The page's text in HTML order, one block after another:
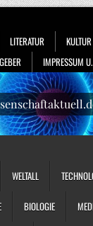
LITERATUR KULTUR
IMPRESSUM
WELTALL
BIOLOGIE